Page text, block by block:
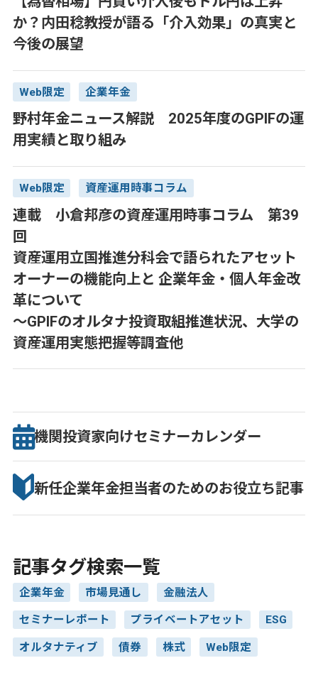
か？内田稔教授が語る「介入効果」の真実と
今後の展望
Web限定 企業年金
野村年金ニュース解説 2025年度のGPIFの運
用実績と取り組み
Web限定 資産運用時事コラム
連載 小倉邦彦の資産運用時事コラム 第39
回
資産運用立国推進分科会で語られたアセット
オーナーの機能向上と 企業年金・個人年金改
革について
～GPIFのオルタナ投資取組推進状況、大学の
資産運用実態把握等調査他
機関投資家向けセミナーカレンダー
新任企業年金担当者のためのお役立ち記事
記事タグ検索一覧
企業年金 市場見通し 金融法人
セミナーレポート プライベートアセット ESG
オルタナティブ 債券 株式 Web限定